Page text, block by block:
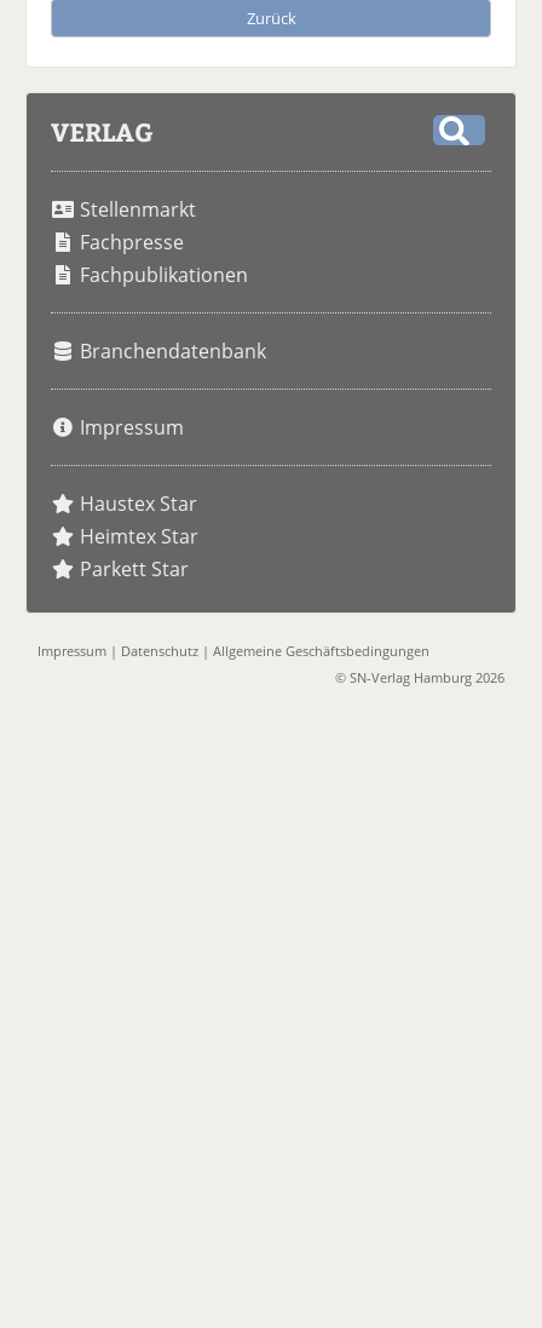
Zurück
VERLAG
Stellenmarkt
Fachpresse
Fachpublikationen
Branchendatenbank
Impressum
Haustex Star
Heimtex Star
Parkett Star
Impressum | Datenschutz |Allgemeine Geschäftsbedingungen
© SN-Verlag Hamburg 2026